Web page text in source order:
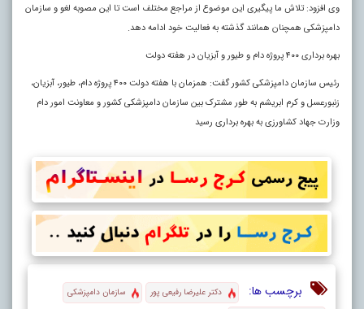
وی افزود: تلاش ما پیگیری این موضوع از مراجع مختلف است تا این مصوبه لغو و سازمان
دامپزشکی همچنان همانند گذشته به فعالیت خود ادامه دهد.
بهره برداری ۴۰۰ پروژه دام و طیور و آبزیان در هفته دولت
رئیس سازمان دامپزشکی کشور گفت: همزمان با هفته دولت ۴۰۰ پروژه دام، طیور، آبزیان،
زنبورعسل و کرم ابریشم به طور مشترک بین سازمان دامپزشکی کشور و معاونت امور دام
وزارت جهاد کشاورزی به بهره برداری رسید
برچسب ها: دکتر علیرضا رفیعی پور
سازمان دامپزشکی